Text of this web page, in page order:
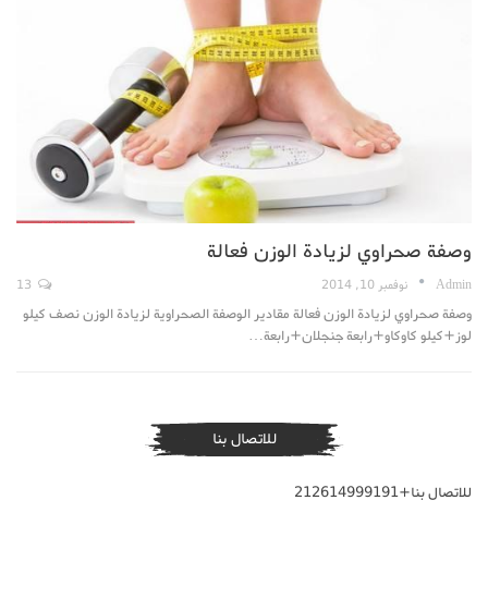
وصفة صحراوي لزيادة الوزن فعالة
Admin نوفمبر 10, 2014
وصفة صحراوي لزيادة الوزن فعالة مقادير الوصفة الصحراوية لزيادة الوزن نصف كيلو
لوز+كيلو كاوكاو+رابعة جنجلان+رابعة…
للاتصال بنا
للاتصال بنا+212614999191